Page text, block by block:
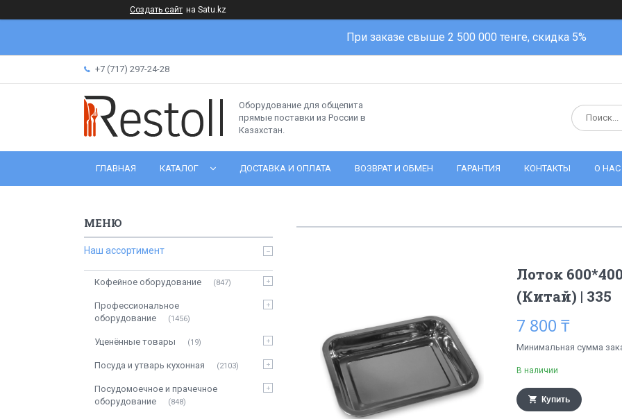
Создать сайт на Satu.kz
При заказе свыше 2 500 000 тенге, скидка 5%
+7 (717) 297-24-28
Оборудование для общепита
прямые поставки из России в
Казахстан.
ГЛАВНАЯ КАТАЛОГ ДОСТАВКА И ОПЛАТА ВОЗВРАТ И ОБМЕН ГАРАНТИЯ КОНТАКТЫ О НАС
Лоток
(Китай) | 335
7 800 ₸
Минимальная сумма
В наличии
Купить
Наш ассортимент
Кофейное оборудование 847
Профессиональное
оборудование
1456
Уценённые товары 19
Посуда и утварь кухонная 2103
Посудомоечное и прачечное
оборудование
848